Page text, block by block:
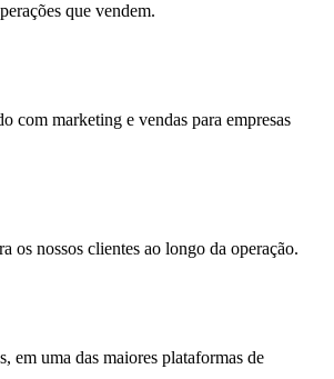
que vendem.
com marketing e vendas para empresas
os nossos clientes ao longo da operação.
em uma das maiores plataformas de